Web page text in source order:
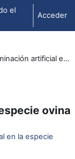
el
Acceder
Inseminación artificial en la especie ovina
ovina
en la especie